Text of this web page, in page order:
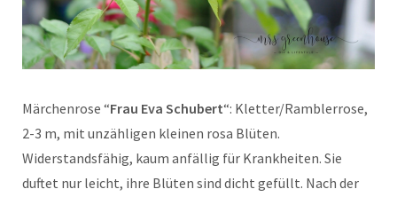
Märchenrose “Frau Eva Schubert“: Kletter/Ramblerrose,
2-3 m, mit unzähligen kleinen rosa Blüten.
Widerstandsfähig, kaum anfällig für Krankheiten. Sie
duftet nur leicht, ihre Blüten sind dicht gefüllt. Nach der